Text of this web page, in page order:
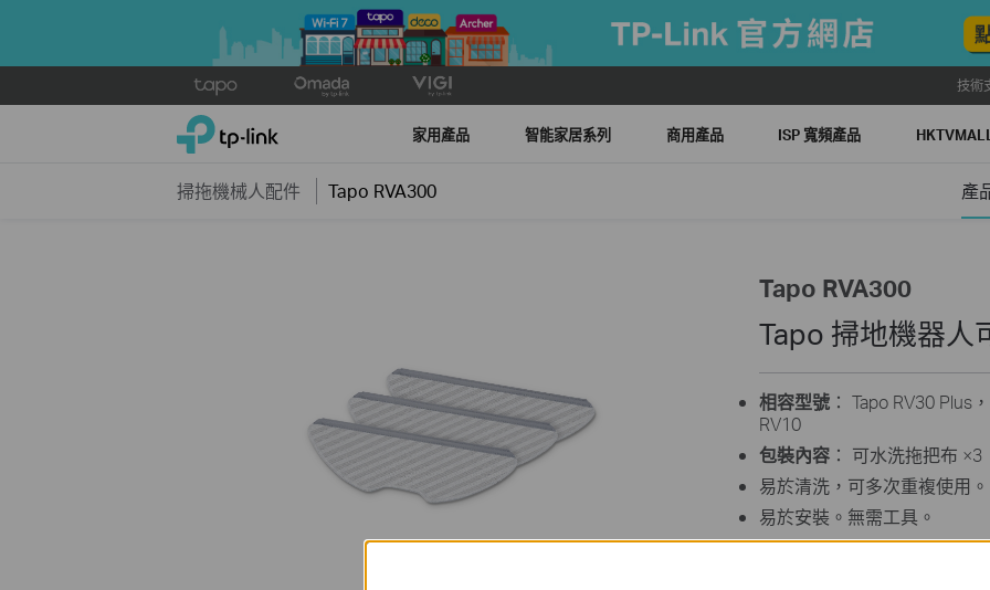
to
技術
TP-Link, Reliably Smart 家用產品 智能家居系列 商用產品 ISP 寬頻產品
掃拖機械人配件 Tapo RVA300 產
Tapo RVA300
Tapo 掃地機器人
相容型號 ： Tapo RV30 Plus
RV10
包裝內容 ： 可水洗拖把布 ×3
易於清洗，可多次重複使用。
易於安裝。無需工具。